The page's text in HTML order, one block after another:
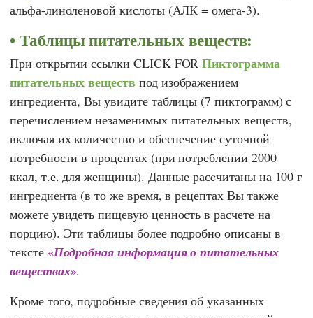
альфа-линоленовой кислоты (АЛК = омега-3).
Таблицы питательных веществ:
При открытии ссылки CLICK FORПиктограмма
питательных веществ под изображением
ингредиента, Вы увидите таблицы (7 пиктограмм) с
перечислением незаменимых питательных веществ,
включая их количество и обеспечение суточной
потребности в процентах (при потреблении 2000
ккал, т.е. для женщины). Данные расcчитаны на 100 г
ингредиента (в то же время, в рецептах Вы также
можете увидеть пищевую ценность в расчете на
порцию). Эти таблицы более подробно описаны в
тексте «Подробная информация о питательных
веществах».
Кроме того, подробные сведения об указанных